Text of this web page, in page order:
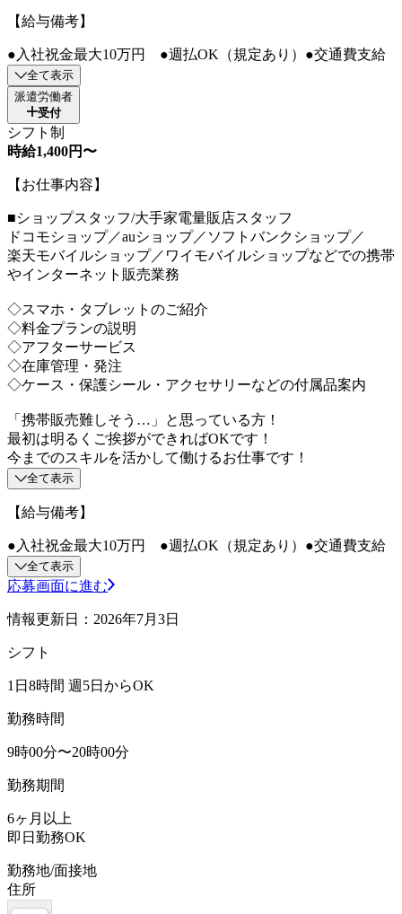
【給与備考】
●入社祝金最大10万円 ●週払OK（規定あり）●交通費支給
全て表示
派遣労働者
受付
シフト制
時給1,400円〜
【お仕事内容】
■ショップスタッフ/大手家電量販店スタッフ
ドコモショップ／auショップ／ソフトバンクショップ／
楽天モバイルショップ／ワイモバイルショップなどでの携帯
やインターネット販売業務
◇スマホ・タブレットのご紹介
◇料金プランの説明
◇アフターサービス
◇在庫管理・発注
◇ケース・保護シール・アクセサリーなどの付属品案内
「携帯販売難しそう…」と思っている方！
最初は明るくご挨拶ができればOKです！
今までのスキルを活かして働けるお仕事です！
全て表示
【給与備考】
●入社祝金最大10万円 ●週払OK（規定あり）●交通費支給
全て表示
応募画面に進む
情報更新日：2026年7月3日
シフト
1日8時間 週5日からOK
勤務時間
9時00分〜20時00分
勤務期間
6ヶ月以上
即日勤務OK
勤務地/面接地
住所